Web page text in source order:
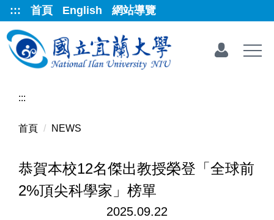
跳
到
主
要
::: 首頁 English 網站導覽
:::
首頁 NEWS
恭賀本校12名傑出教授榮登「全球前
2%頂尖科學家」榜單
2025.09.22